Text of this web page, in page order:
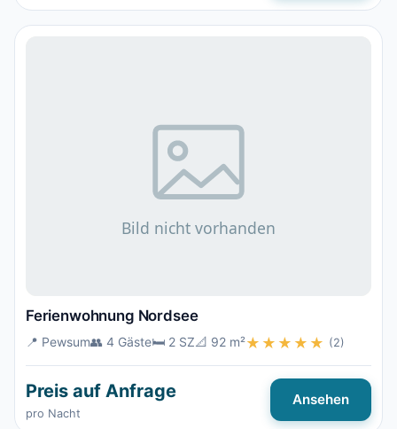
Ferienwohnung Nordsee
📍 Pewsum👥 4 Gäste🛏️ 2 SZ📐 92 m²★★★★★ (2)
Preis auf Anfrage
pro Nacht
Ansehen